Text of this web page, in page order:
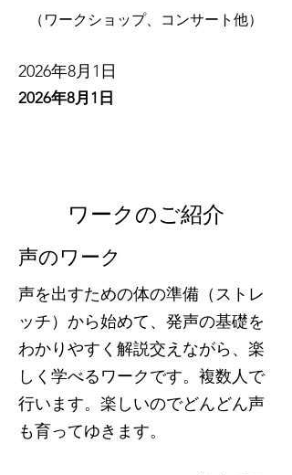
（ワークショップ、コンサート他）
2026年8月1日
2026年8月1日
ワークのご紹介
声のワーク
声を出すための体の準備（ストレ
ッチ）から始めて、発声の基礎を
わかりやすく解説交えながら、楽
しく学べるワークです。複数人で
行います。楽しいのでどんどん声
も育ってゆきます。